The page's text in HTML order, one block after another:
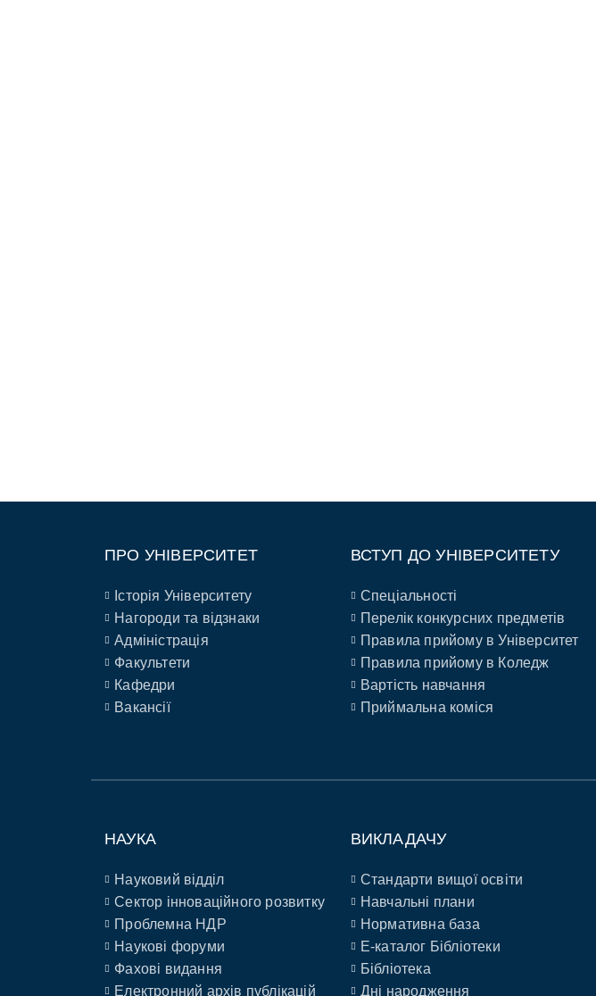
ПРО УНІВЕРСИТЕТ
Історія Університету
Нагороди та відзнаки
Адміністрація
Факультети
Кафедри
Вакансії
ВСТУП ДО УНІВЕРСИТЕТУ
Спеціальності
Перелік конкурсних предметів
Правила прийому в Університет
Правила прийому в Коледж
Вартість навчання
Приймальна коміся
НАУКА
Науковий відділ
Сектор інноваційного розвитку
Проблемна НДР
Наукові форуми
Фахові видання
Електронний архів публікацій
ВИКЛАДАЧУ
Стандарти вищої освіти
Навчальні плани
Нормативна база
E-каталог Бібліотеки
Бібліотека
Дні народження